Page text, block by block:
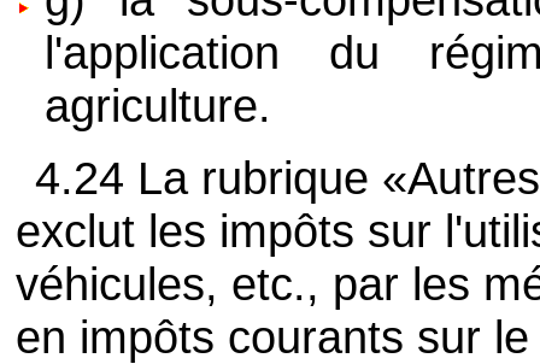
l'application du
agriculture.
4.24 La rubrique
exclut les impôts sur
véhicules, etc., par les
en impôts courants sur